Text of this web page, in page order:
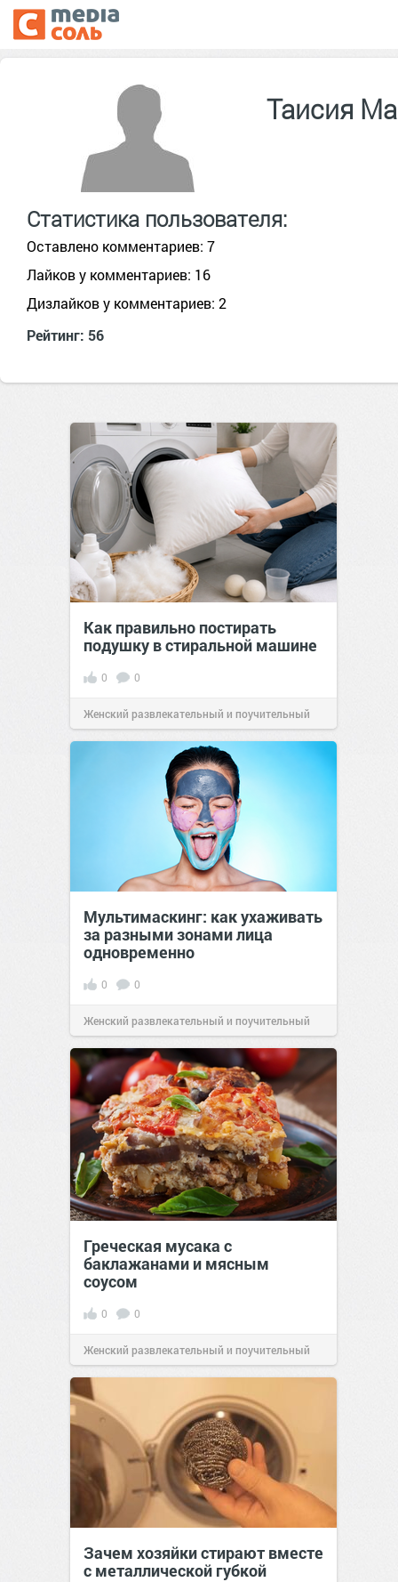
Таисия
Статистика пользователя:
Оставлено комментариев: 7
Лайков у комментариев: 16
Дизлайков у комментариев: 2
Рейтинг: 56
Как правильно постирать
подушку в стиральной машине
0 0
Женский развлекательный и поучительный
сайт.21:46Сегодня
Мультимаскинг: как ухаживать
за разными зонами лица
одновременно
0 0
Женский развлекательный и поучительный
сайт.21:46Сегодня
Греческая мусака с
баклажанами и мясным
соусом
0 0
Женский развлекательный и поучительный
сайт.21:33Сегодня
Зачем хозяйки стирают вместе
с металлической губкой